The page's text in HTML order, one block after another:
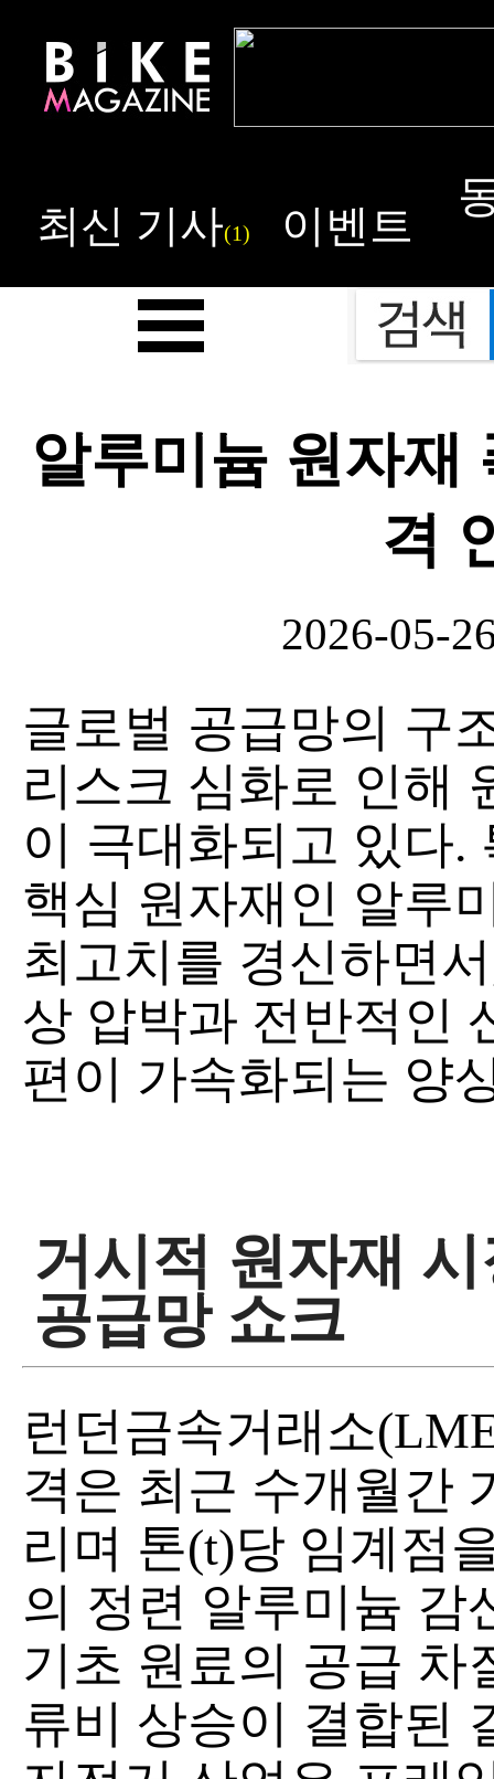
최신 기사(1) 이벤트
알루미늄 원자재
격
2026-05-
글로벌 공급망의 구
리스크 심화로 인해
이 극대화되고 있다.
핵심 원자재인 알루
최고치를 경신하면
상 압박과 전반적인
편이 가속화되는 양
거시적 원자재
공급망 쇼크
런던금속거래소
격은 최근 수개월간
리며 톤(t)당 임계점
의 정련 알루미늄 감
기초 원료의 공급 차
류비 상승이 결합된